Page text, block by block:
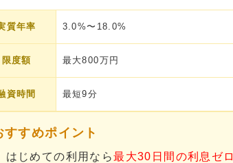
質年率 3.0%〜18.0%
限度額 最大800万円
資時間 最短9分
すすめポイント
はじめての利用なら最大30日間の利息ゼロ